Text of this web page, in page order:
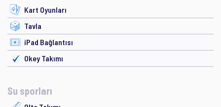
Kart Oyunları
Tavla
iPad Bağlantısı
Okey Takımı
Su sporları